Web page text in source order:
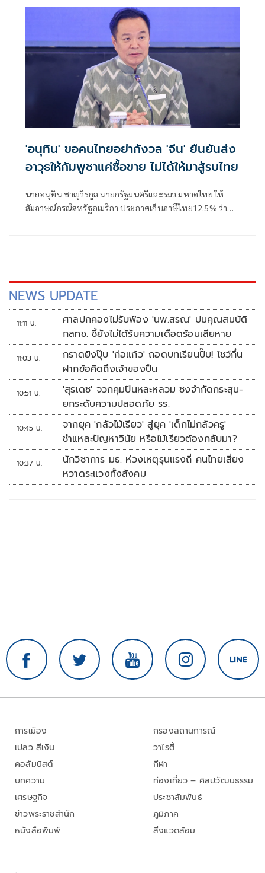
ด้วย พล.ท.ชัยรัตน์ ธรรมชาติ หัวหน้าสำนักงานคณะฝ่าย
เสนาธิการประจำผู้บังคับบัญชา พล.ท.นฤดล สุขมา ผู้บัญชาการ
หน่วยบัญชาการรักษาดินแดน
'อนุทิน' ขอคนไทยอย่ากังวล 'จีน' ยืนยันส่ง
อาวุธให้กัมพูชาแค่ซื้อขาย ไม่ได้ให้มาสู้รบไทย
นายอนุทิน ชาญวีรกูล นายกรัฐมนตรีและรมว.มหาดไทย ให้
สัมภาษณ์กรณีสหรัฐอเมริกา ประกาศเก็บภาษีไทย12.5% ว่า
NEWS UPDATE
11:11 น.
ศาลปกคองไม่รับฟ้อง 'นพ.สรณ' ปมคุณสมบัติ
กสทช. ชี้ยังไม่ได้รับความเดือดร้อนเสียหาย
11:03 น.
กราดยิงปุ๊บ 'ก่อแก้ว' ถอดบทเรียนปั๊บ! โชว์กึ๋น
ฝากข้อคิดถึงเจ้าของปืน
10:51 น.
'สุรเดช' จวกคุมปืนหละหลวม ชงจำกัดกระสุน-
ยกระดับความปลอดภัย รร.
10:45 น.
จากยุค 'กลัวไม้เรียว' สู่ยุค 'เด็กไม่กลัวครู'
ชำแหละปัญหาวินัย หรือไม้เรียวต้องกลับมา?
10:37 น.
นักวิชาการ มธ. ห่วงเหตุรุนแรงถี่ คนไทยเสี่ยง
หวาดระแวงทั้งสังคม
การเมือง
เปลว สีเงิน
คอลัมนิสต์
บทความ
เศรษฐกิจ
ข่าวพระราชสำนัก
หนังสือพิมพ์
กรองสถานการณ์
วาไรตี้
กีฬา
ท่องเที่ยว – ศิลปวัฒนธรรม
ประชาสัมพันธ์
ภูมิภาค
สิ่งแวดล้อม